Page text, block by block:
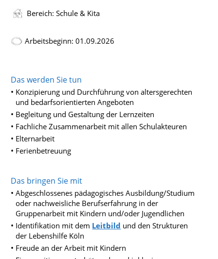
Bereich: Schule & Kita
Arbeitsbeginn: 01.09.2026
Das werden Sie tun
Konzipierung und Durchführung von altersgerechten
und bedarfsorientierten Angeboten
Begleitung und Gestaltung der Lernzeiten
Fachliche Zusammenarbeit mit allen Schulakteuren
Elternarbeit
Ferienbetreuung
Das bringen Sie mit
Abgeschlossenes pädagogisches Ausbildung/Studium
oder nachweisliche Berufserfahrung in der
Gruppenarbeit mit Kindern und/oder Jugendlichen
Identifikation mit dem Leitbild und den Strukturen
der Lebenshilfe Köln
Freude an der Arbeit mit Kindern